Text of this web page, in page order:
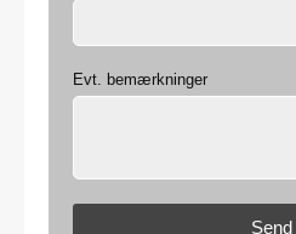
Evt. bemærkninger
Send